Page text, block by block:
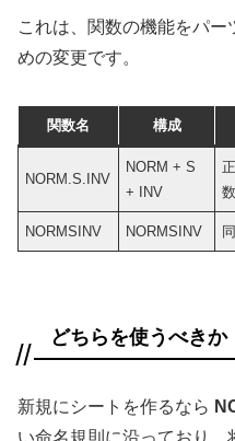
これは、関数の機能をパ
めの変更です。
関数名 構成
NORM.S.INV
NORM + S
+ INV
NORMSINV NORMSINV
どちらを使うべきか
新規にシートを作るなら